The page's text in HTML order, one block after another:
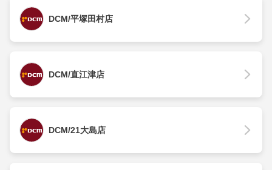
DCM/平塚田村店
DCM/直江津店
DCM/21大島店